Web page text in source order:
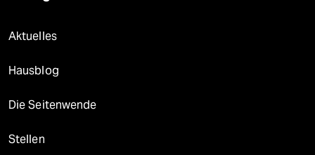
Aktuelles
Hausblog
Die Seitenwende
Stellen